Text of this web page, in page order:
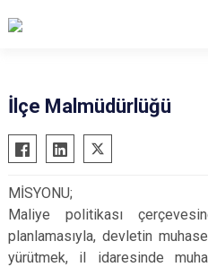
Büyükorhan
Gemlik
Gürsu
Harmancık
İnegöl
İlçe Malmüdürlüğü
MİSYONU;
Maliye politikası
planlamasıyla, devletin
yürütmek, il idaresinde